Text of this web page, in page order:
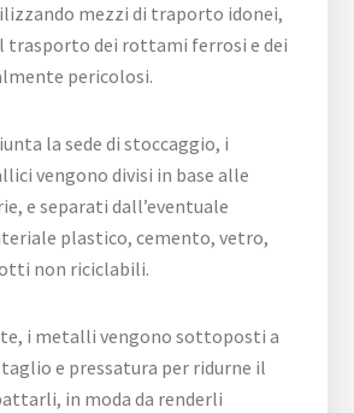
mezzi di traporto idonei,
trasporto dei rottami ferrosi e dei
pericolosi.
la sede di stoccaggio, i
vengono divisi in base alle
e separati dall’eventuale
plastico, cemento, vetro,
non riciclabili.
i metalli vengono sottoposti a
e pressatura per ridurne il
in moda da renderli